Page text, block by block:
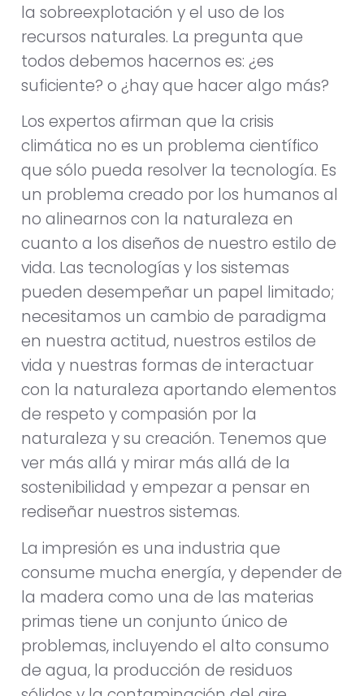
la sobreexplotación y el uso de los
recursos naturales. La pregunta que
todos debemos hacernos es: ¿es
suficiente? o ¿hay que hacer algo más?
Los expertos afirman que la crisis
climática no es un problema científico
que sólo pueda resolver la tecnología. Es
un problema creado por los humanos al
no alinearnos con la naturaleza en
cuanto a los diseños de nuestro estilo de
vida. Las tecnologías y los sistemas
pueden desempeñar un papel limitado;
necesitamos un cambio de paradigma
en nuestra actitud, nuestros estilos de
vida y nuestras formas de interactuar
con la naturaleza aportando elementos
de respeto y compasión por la
naturaleza y su creación. Tenemos que
ver más allá y mirar más allá de la
sostenibilidad y empezar a pensar en
rediseñar nuestros sistemas.
La impresión es una industria que
consume mucha energía, y depender de
la madera como una de las materias
primas tiene un conjunto único de
problemas, incluyendo el alto consumo
de agua, la producción de residuos